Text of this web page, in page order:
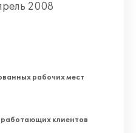
2008
рабочих мест
клиентов